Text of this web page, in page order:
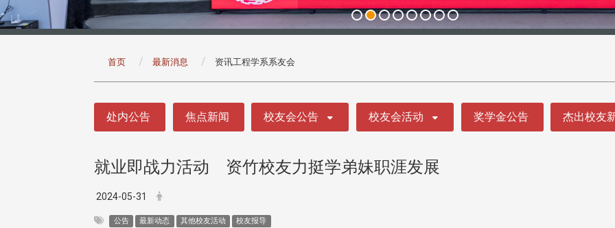
首页 最新消息 资讯工程学系系友会
处内公告 焦点新闻 校友会公告 校友会活动 奖学金公告 杰出校友
就业即战力活动 资竹校友力挺学弟妹职涯发展
2024-05-31
公告 最新动态 其他校友活动 校友报导